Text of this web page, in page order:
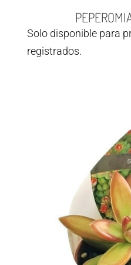
Solo disponible para
registrados.